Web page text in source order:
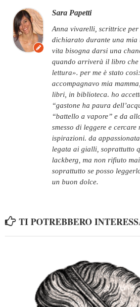
Sara Papetti
anna vivarelli, scrittrice per bambini, ha
dichiarato durante una mia
vita bisogna darsi una
quando arriverà il libro che
lettura». per me è stato
accompagnavo mia
libri, in biblioteca. ho
“gastone ha paura
“battello a vapore” e da
smesso di leggere e
ispirazioni. da
legata ai gialli, soprattutto
lackberg, ma non rifiuto
soprattutto se posso
un buon dolce.
TI POTREBBERO